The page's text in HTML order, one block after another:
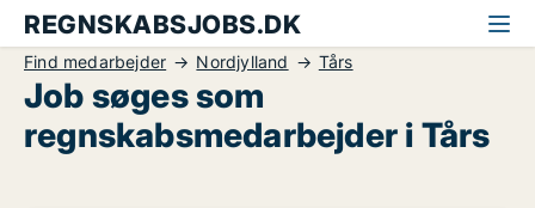
REGNSKABSJOBS.DK
Find medarbejder Nordjylland Tårs
Job søges som
regnskabsmedarbejder i Tårs